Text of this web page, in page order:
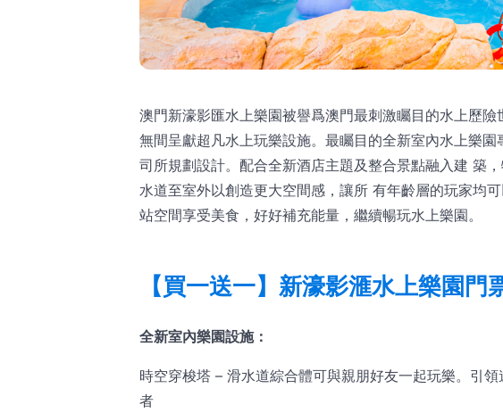
澳門新濠影匯水上樂園被譽爲澳門最刺激矚目的水上歷
無間呈獻超凡水上玩樂設施。最矚目的全新室內水上樂
司所規劃設計。配合全新酒店主題及整合景點融入建 築
水道至室外以創造更大空間感，讓所 有年齡層的玩家均
站空間享受美食，好好補充能量，繼續暢玩水上樂園。
【買一送一】新濠影滙水上樂園門
全新室內樂園設施：
時空穿梭塔 – 滑水道綜合體可與親朋好友一起玩樂。引
者